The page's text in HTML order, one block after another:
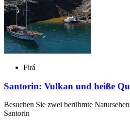
Firá
Santorin: Vulkan und heiße
Besuchen Sie zwei berühmte
Santorin